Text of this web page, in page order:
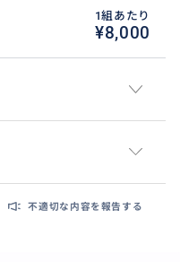
1組あたり
¥8,000
不適切な内容を報告する